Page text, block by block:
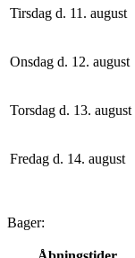
Tirsdag d. 11. august
Onsdag d. 12. august
Torsdag d. 13. august
Fredag d. 14. august
Bager: